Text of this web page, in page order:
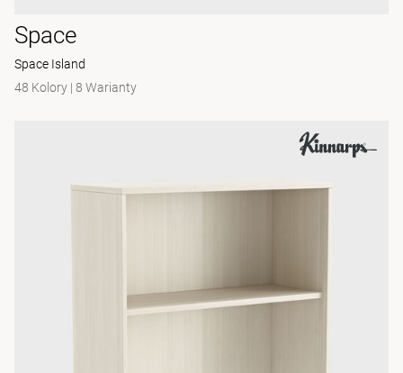
Space
Space Island
48 Kolory | 8 Warianty